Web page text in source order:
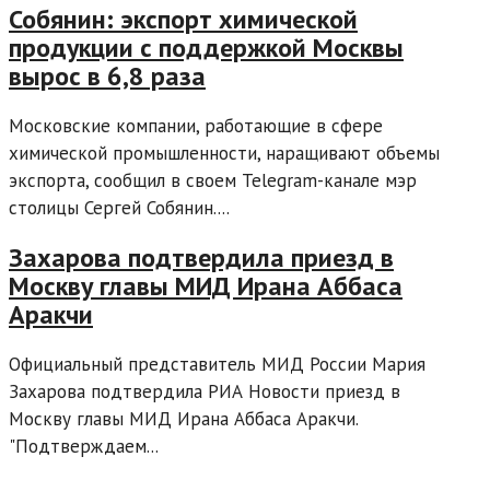
Собянин: экспорт химической
продукции с поддержкой Москвы
вырос в 6,8 раза
Московские компании, работающие в сфере
химической промышленности, наращивают объемы
экспорта, сообщил в своем Telegram-канале мэр
столицы Сергей Собянин....
Захарова подтвердила приезд в
Москву главы МИД Ирана Аббаса
Аракчи
Официальный представитель МИД России Мария
Захарова подтвердила РИА Новости приезд в
Москву главы МИД Ирана Аббаса Аракчи.
"Подтверждаем...